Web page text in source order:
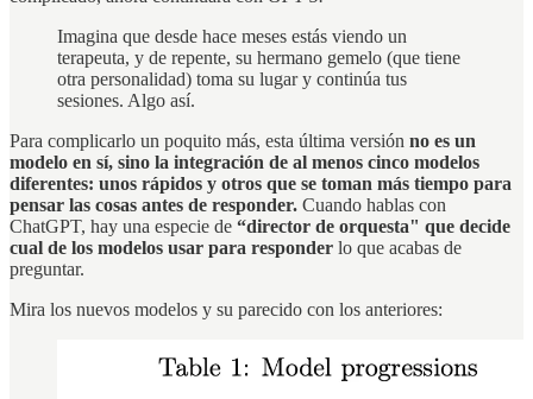
Imagina que desde hace meses estás viendo un
terapeuta, y de repente, su hermano gemelo (que tiene
otra personalidad) toma su lugar y continúa tus
sesiones. Algo así.
Para complicarlo un poquito más, esta última versión no es un
modelo en sí, sino la integración de al menos cinco modelos
diferentes: unos rápidos y otros que se toman más tiempo para
pensar las cosas antes de responder. Cuando hablas con
ChatGPT, hay una especie de “director de orquesta" que decide
cual de los modelos usar para responder lo que acabas de
preguntar.
Mira los nuevos modelos y su parecido con los anteriores: